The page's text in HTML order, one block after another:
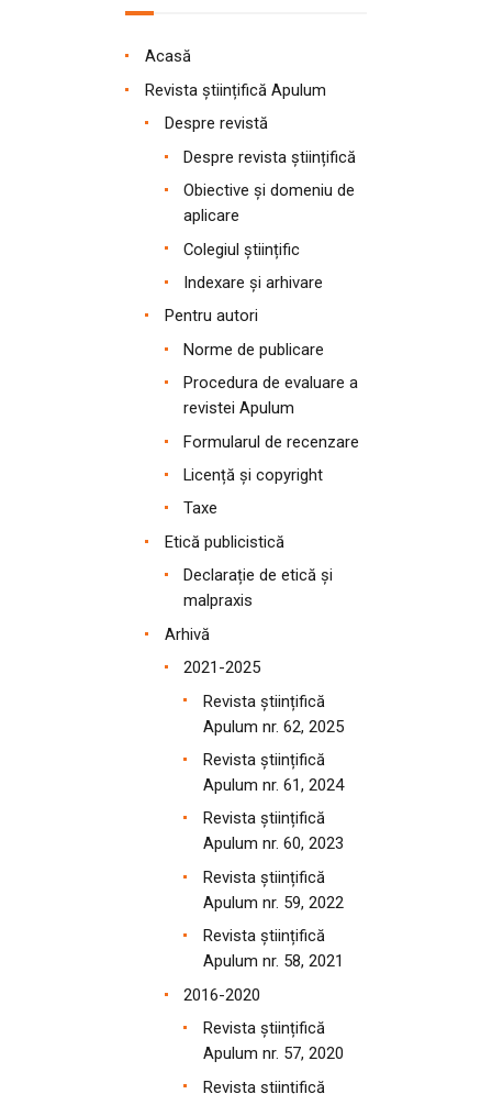
Acasă
Revista științifică Apulum
Despre revistă
Despre revista științifică
Obiective și domeniu de
aplicare
Colegiul științific
Indexare și arhivare
Pentru autori
Norme de publicare
Procedura de evaluare a
revistei Apulum
Formularul de recenzare
Licență și copyright
Taxe
Etică publicistică
Declarație de etică și
malpraxis
Arhivă
2021-2025
Revista științifică
Apulum nr. 62, 2025
Revista științifică
Apulum nr. 61, 2024
Revista științifică
Apulum nr. 60, 2023
Revista științifică
Apulum nr. 59, 2022
Revista științifică
Apulum nr. 58, 2021
2016-2020
Revista științifică
Apulum nr. 57, 2020
Revista științifică